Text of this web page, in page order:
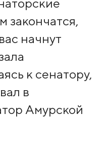
закончатся,
начнут
к сенатору,
в
Амурской